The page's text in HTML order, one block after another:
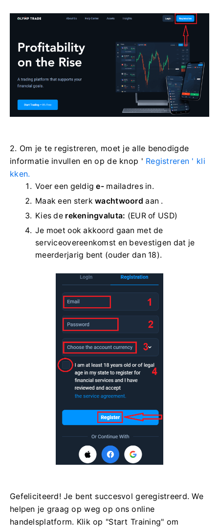
2. Om je te registreren, moet je alle benodigde
informatie invullen en op de knop ' Registreren ' kli
kken.
Voer een geldige- mailadres in.
Maak een sterkwachtwoord aan .
Kies de rekeningvaluta: (EUR of USD)
Je moet ook akkoord gaan met de
serviceovereenkomst en bevestigen dat je
meerderjarig bent (ouder dan 18).
Gefeliciteerd! Je bent succesvol geregistreerd. We
helpen je graag op weg op ons online
handelsplatform. Klik op "Start Training" om